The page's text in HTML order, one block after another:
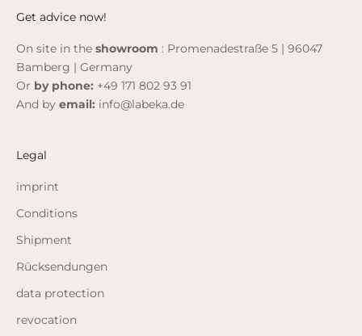
Get advice now!
On site in the showroom : Promenadestraße 5 | 96047
Bamberg | Germany
Or by phone: +49 171 802 93 91
And by email: info@labeka.de
Legal
imprint
Conditions
Shipment
Rücksendungen
data protection
revocation